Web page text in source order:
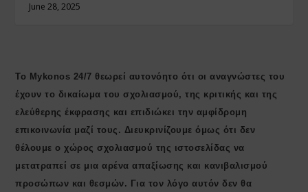
June 28, 2025
Το Mykonos 24/7 θεωρεί αυτονόητο ότι οι αναγνώστες του
έχουν το δικαίωμα του σχολιασμού, της κριτικής και της
ελεύθερης έκφρασης και επιδιώκει την αμφίδρομη
επικοινωνία μαζί τους. Διευκρινίζουμε όμως ότι δεν
θέλουμε ο χώρος σχολιασμού της ιστοσελίδας να
μετατραπεί σε μια αρένα απαξίωσης και κανιβαλισμού
προσώπων και θεσμών. Για τον λόγο αυτόν δεν θα